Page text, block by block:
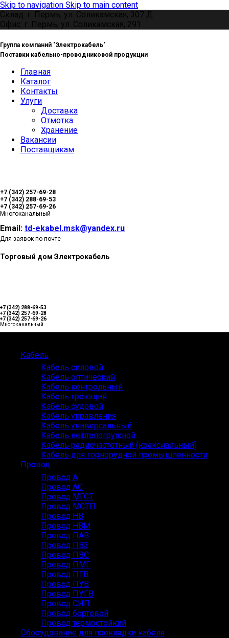
Skip to navigation Skip to main content
Склад: г. Пермь, ул. Соликамская, 307 Д
Офис: г. Пермь, ул. Соликамская, 291
Группа компаний "Электрокабель"
Поставки кабельно-проводниковой продукции
Главная
Каталог
Контакты
Улуги
Доставка
Отмотка
Хранение
Вакансии
Поставщикам
+7 (342) 257-69-28
+7 (342) 288-69-53
+7 (342) 257-69-26
Многоканальный
Email: td-ekabel.msk@yandex.ru
Для заявок по почте
Торговый дом Электрокабель
+7 (342) 288-69-53
+7 (342) 257-69-28
+7 (342) 257-69-26
Многоканальный
Кабель
Кабель силовой
Кабель оптический
Кабель контрольный
Кабель греющий
Кабель судовой
Кабель управления
Кабель универсальный
Кабель нефтепогружной
Кабель радиочастотный (коаксиальный)
Кабель для горнорудной промышленности
Провод
Провод А
Провод АС
Провод МГСТ
Провод МСТП
Провод НВ
Провод НВМ
Провод ПАВ
Провод ПВ3
Провод ПВС
Провод ПМГ
Провод ПТВ
Провод ПУВ
Провод ПУГВ
Провод СИП
Провод бортовой
Провод термостойкий
Оборудование для прокладки кабеля